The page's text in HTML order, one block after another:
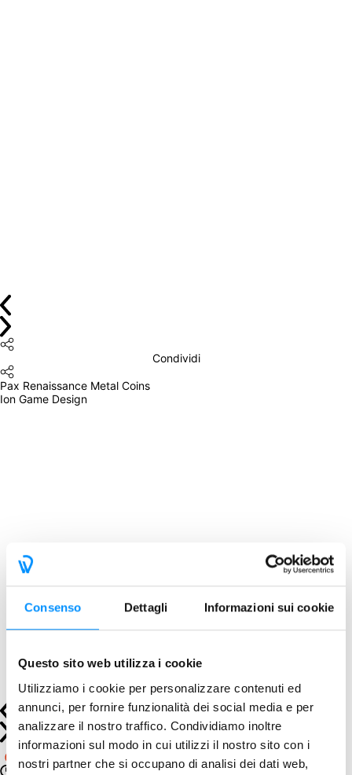
Consenso Dettagli Informazioni sui cookie
Questo sito web utilizza i cookie
Utilizziamo i cookie per personalizzare contenuti ed
annunci, per fornire funzionalità dei social media e per
analizzare il nostro traffico. Condividiamo inoltre
informazioni sul modo in cui utilizzi il nostro sito con i
nostri partner che si occupano di analisi dei dati web,
Condividi
Pax Renaissance Metal Coins
Ion Game Design